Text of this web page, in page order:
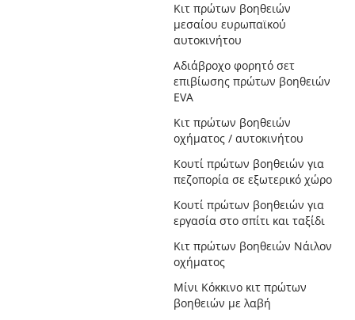
Κιτ πρώτων βοηθειών
μεσαίου ευρωπαϊκού
αυτοκινήτου
Αδιάβροχο φορητό σετ
επιβίωσης πρώτων βοηθειών
EVA
Κιτ πρώτων βοηθειών
οχήματος / αυτοκινήτου
Κουτί πρώτων βοηθειών για
πεζοπορία σε εξωτερικό χώρο
Κουτί πρώτων βοηθειών για
εργασία στο σπίτι και ταξίδι
Κιτ πρώτων βοηθειών Νάιλον
οχήματος
Μίνι Κόκκινο κιτ πρώτων
βοηθειών με λαβή